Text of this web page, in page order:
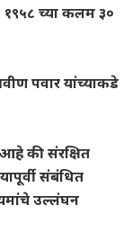
च्या कलम ३०
पवार यांच्याकडे
की संरक्षित
संबंधित
उल्लंघन